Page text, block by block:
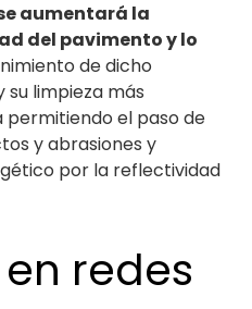
aumentará la
del pavimento y lo
de dicho
limpieza más
permitiendo el paso de
y abrasiones y
por la reflectividad
redes